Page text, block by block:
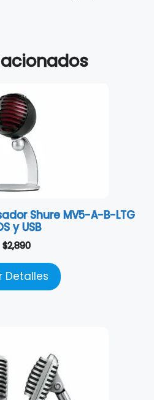
Shure MV5-A-B-LTG
y USB
$2,890
Detalles